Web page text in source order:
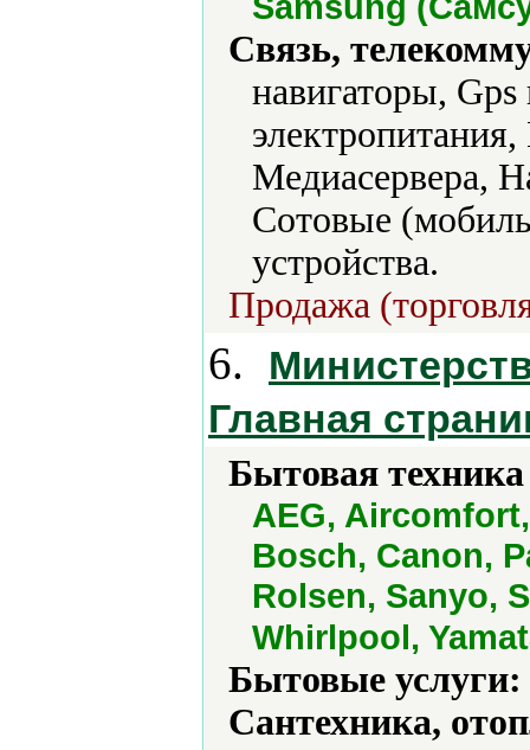
Связь,
навигаторы,
Медиасервера,
Сотовые
устройства.
Продажа
6.
Главная
Бытовая
AEG,
Bosch, Canon,
Rolsen, Sanyo,
Whirlpool,
Бытовые услуги:
Сантехника,